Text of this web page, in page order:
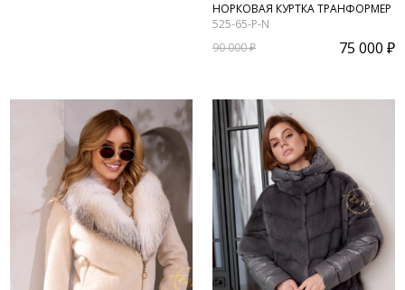
НОРКОВАЯ КУРТКА ТРАНФОРМЕР
525-65-P-N
90 000 ₽
75 000 ₽